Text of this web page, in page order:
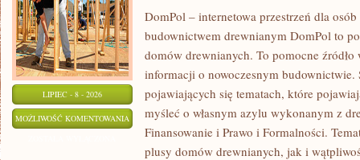
LIPIEC - 8 - 2026
MOŻLIWOŚĆ KOMENTOWANIA PORADNIKI
BUDOWLANE
DomPol – internetowa przestrzeń dla
budownictwem drewnianym DomPol to
domów drewnianych. To pomocne
informacji o nowoczesnym budownictwie.
pojawiających się tematach, które
myśleć o własnym azylu wykonanym z
Finansowanie i Prawo i Formalności.
plusy domów drewnianych, jak i